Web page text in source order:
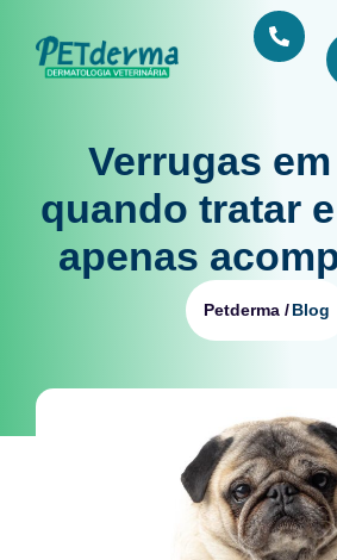
Verrugas
quando tratar
apenas
Petderma /Blog